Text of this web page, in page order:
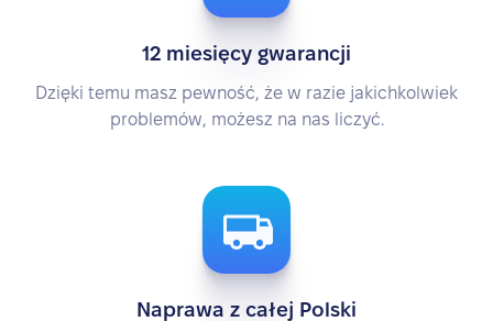
12 miesięcy gwarancji
Dzięki temu masz pewność, że w razie jakichkolwiek
problemów, możesz na nas liczyć.
Naprawa z całej Polski